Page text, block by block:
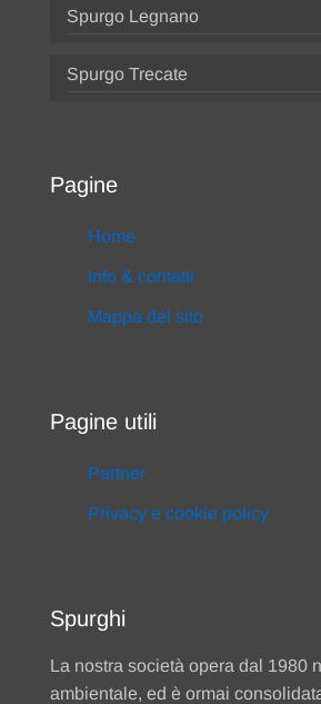
Spurgo Legnano
Spurgo Trecate
Pagine
Home
Info & contatti
Mappa del sito
Pagine utili
Partner
Privacy e cookie policy
Spurghi
La nostra società opera dal 1980
ambientale, ed è ormai